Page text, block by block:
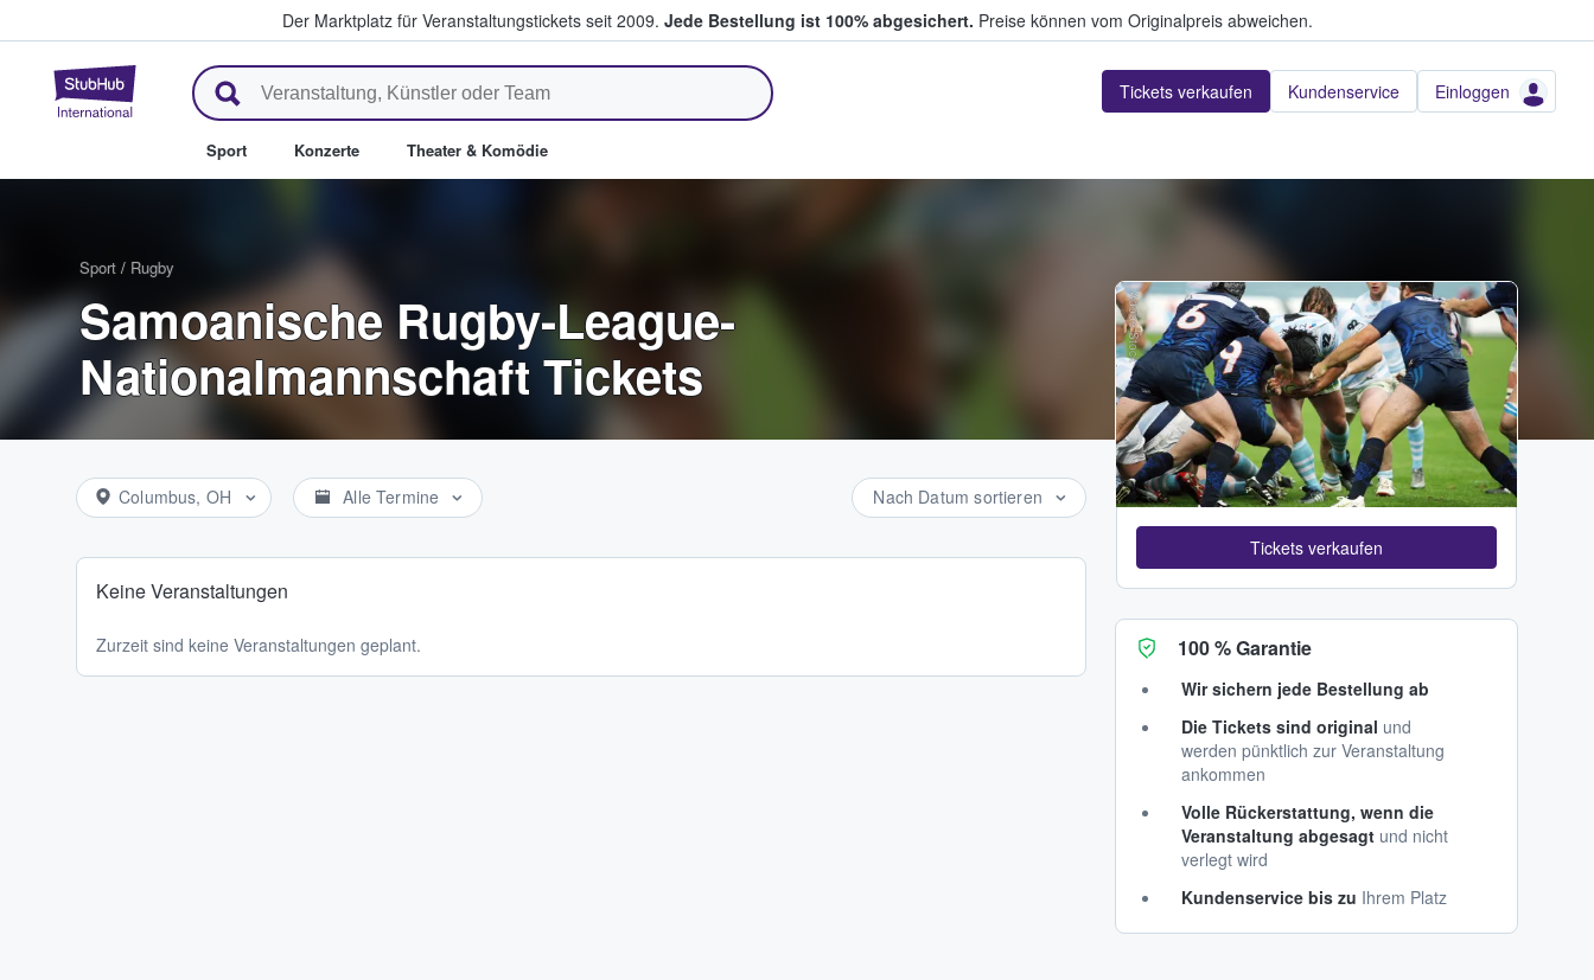
Der Marktplatz für Veranstaltungstickets seit 2009. Jede Bestellung ist 100% abgesichert. Preise können vom Originalpreis abweichen.
StubHub - Wo Fans Tickets kaufen & verkaufen Tickets verkaufen Kundenservice Einloggen
Sport Konzerte Theater & Komödie
Sport / Rugby
Samoanische Rugby-League-
Nationalmannschaft Tickets
Columbus, OH Alle Termine Nach Datum sortieren
Keine Veranstaltungen
Zurzeit sind keine Veranstaltungen geplant.
Adobe Stock
Tickets verkaufen
100 % Garantie
Wir sichern jede Bestellung ab
Die Tickets sind original und
werden pünktlich zur Veranstaltung
ankommen
Volle Rückerstattung, wenn die
Veranstaltung abgesagt und nicht
verlegt wird
Kundenservice bis zu Ihrem Platz